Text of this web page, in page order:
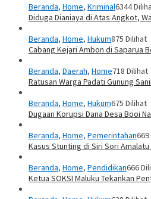
Beranda, Home, Kriminal6344
Diduga Dianiaya di Atas Angkot,
Beranda, Home, Hukum875 Dilihat
Cabang Kejari Ambon di Saparua
Beranda, Daerah, Home718 Dilihat
Ratusan Warga Padati Gunung
Beranda, Home, Hukum675 Dilihat
Dugaan Korupsi Dana Desa Booi
Beranda, Home, Pemerintahan
Kasus Stunting di Siri Sori
Beranda, Home, Pendidikan666
Ketua SOKSI Maluku Tekankan